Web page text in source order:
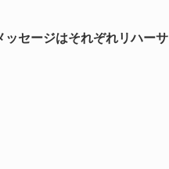
セージはそれぞれリハーサ